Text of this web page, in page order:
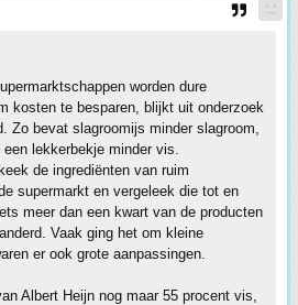
worden dure
kosten te besparen, blijkt uit onderzoek
Zo bevat slagroomijs minder slagroom,
lekkerbekje minder vis.
de ingrediënten van ruim
supermarkt en vergeleek die tot en
meer dan een kwart van de producten
Vaak ging het om kleine
er ook grote aanpassingen.
Albert Heijn nog maar 55 procent vis,